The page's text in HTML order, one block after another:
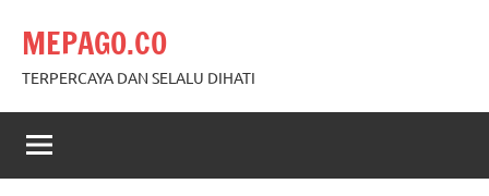
content
MEPAGO.CO
TERPERCAYA DAN SELALU DIHATI